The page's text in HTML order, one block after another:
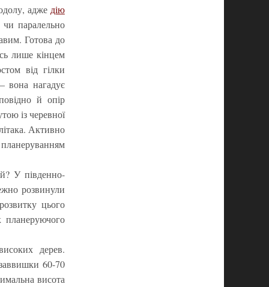
адже дію
чи паралельно
Готова до
лише кінцем
від гілки
вона нагадує
й опір
із черевної
Активно
У південно-
розвинули
цього
планеруючого
дерев.
заввишки 60-70
висота